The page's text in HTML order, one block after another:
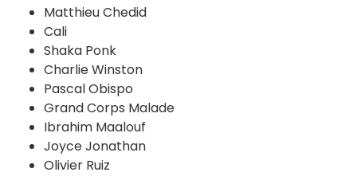
Matthieu Chedid
Cali
Shaka Ponk
Charlie Winston
Pascal Obispo
Grand Corps Malade
Ibrahim Maalouf
Joyce Jonathan
Olivier Ruiz